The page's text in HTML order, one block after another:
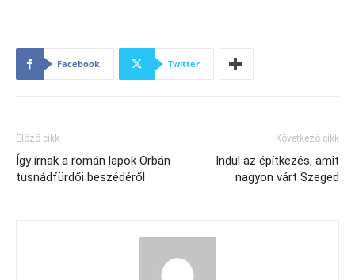
Facebook Twitter
Előző cikk
Így írnak a román lapok Orbán
tusnádfürdői beszédéről
Következő cikk
Indul az építkezés, amit
nagyon várt Szeged